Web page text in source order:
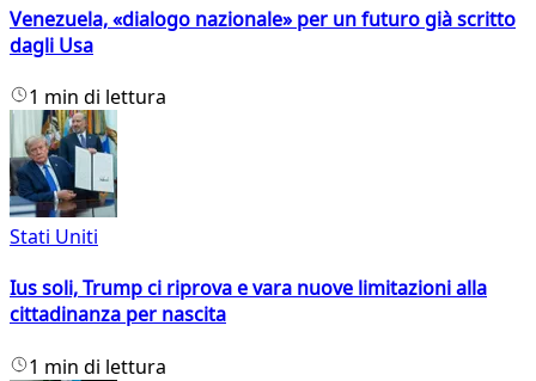
Venezuela, «dialogo nazionale» per un futuro già scritto
dagli Usa
1 min di lettura
Stati Uniti
Ius soli, Trump ci riprova e vara nuove limitazioni alla
cittadinanza per nascita
1 min di lettura